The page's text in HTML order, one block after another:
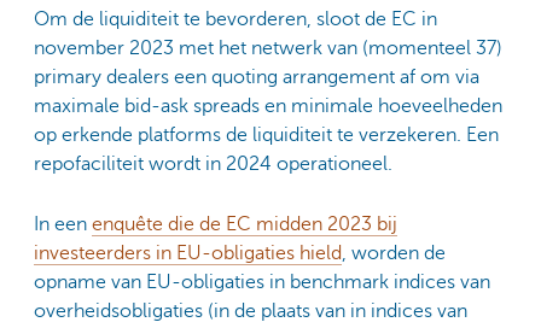
Om de liquiditeit te bevorderen, sloot de EC in
november 2023 met het netwerk van (momenteel 37)
primary dealers een quoting arrangement af om via
maximale bid-ask spreads en minimale hoeveelheden
op erkende platforms de liquiditeit te verzekeren. Een
repofaciliteit wordt in 2024 operationeel.
In een enquête die de EC midden 2023 bij
investeerders in EU-obligaties hield, worden de
opname van EU-obligaties in benchmark indices van
overheidsobligaties (in de plaats van in indices van